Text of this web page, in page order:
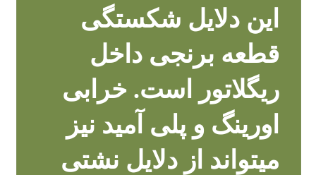
این دلایل شکستگی
قطعه برنجی داخل
ریگلاتور است. خرابی
اورینگ و پلی آمید نیز
میتواند از دلایل نشتی